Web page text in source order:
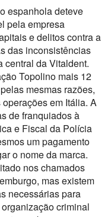
espanhola deteve
pela empresa
e delitos contra a
das inconsistências
central da Vitaldent.
Topolino mais 12
mesmas razões,
em Itália. A
de franquiados à
e Fiscal da Polícia
um pagamento
o nome da marca.
nos chamados
mas existem
necessárias para
criminal